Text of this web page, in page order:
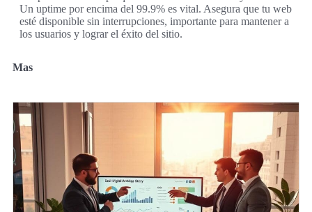
Un uptime por encima del 99.9% es vital. Asegura que tu web
esté disponible sin interrupciones, importante para mantener a
los usuarios y lograr el éxito del sitio.
Mas